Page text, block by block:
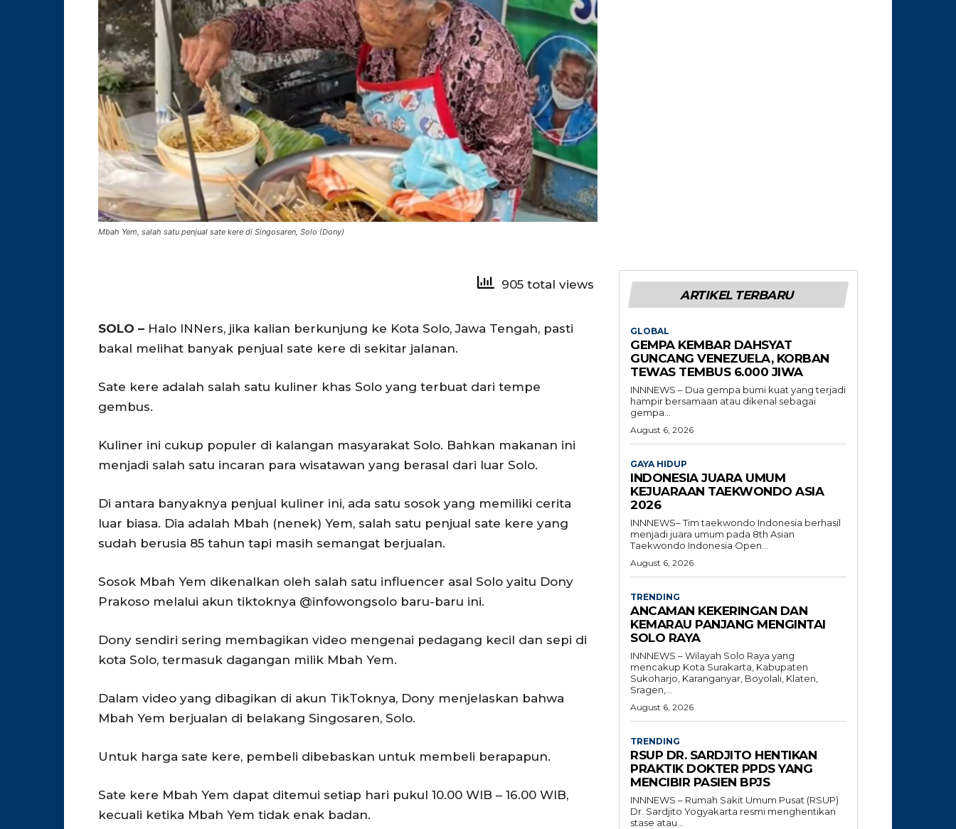
Mbah Yem, salah satu penjual sate kere di Singosaren, Solo (Dony)
905 total views
SOLO – Halo INNers, jika kalian berkunjung ke Kota Solo, Jawa Tengah, pasti
bakal melihat banyak penjual sate kere di sekitar jalanan.
Sate kere adalah salah satu kuliner khas Solo yang terbuat dari tempe
gembus.
Kuliner ini cukup populer di kalangan masyarakat Solo. Bahkan makanan ini
menjadi salah satu incaran para wisatawan yang berasal dari luar Solo.
Di antara banyaknya penjual kuliner ini, ada satu sosok yang memiliki cerita
luar biasa. Dia adalah Mbah (nenek) Yem, salah satu penjual sate kere yang
sudah berusia 85 tahun tapi masih semangat berjualan.
Sosok Mbah Yem dikenalkan oleh salah satu influencer asal Solo yaitu Dony
Prakoso melalui akun tiktoknya @infowongsolo baru-baru ini.
Dony sendiri sering membagikan video mengenai pedagang kecil dan sepi di
kota Solo, termasuk dagangan milik Mbah Yem.
Dalam video yang dibagikan di akun TikToknya, Dony menjelaskan bahwa
Mbah Yem berjualan di belakang Singosaren, Solo.
Untuk harga sate kere, pembeli dibebaskan untuk membeli berapapun.
Sate kere Mbah Yem dapat ditemui setiap hari pukul 10.00 WIB – 16.00 WIB,
kecuali ketika Mbah Yem tidak enak badan.
ARTIKEL TERBARU
GLOBAL
GEMPA KEMBAR DAHSYAT
GUNCANG VENEZUELA, KORBAN
TEWAS TEMBUS 6.000 JIWA
INNNEWS – Dua gempa bumi kuat yang terjadi
hampir bersamaan atau dikenal sebagai
gempa...
August 6, 2026
GAYA HIDUP
INDONESIA JUARA UMUM
KEJUARAAN TAEKWONDO ASIA
2026
INNNEWS– Tim taekwondo Indonesia berhasil
menjadi juara umum pada 8th Asian
Taekwondo Indonesia Open...
August 6, 2026
TRENDING
ANCAMAN KEKERINGAN DAN
KEMARAU PANJANG MENGINTAI
SOLO RAYA
INNNEWS – Wilayah Solo Raya yang
mencakup Kota Surakarta, Kabupaten
Sukoharjo, Karanganyar, Boyolali, Klaten,
Sragen,...
August 6, 2026
TRENDING
RSUP DR. SARDJITO HENTIKAN
PRAKTIK DOKTER PPDS YANG
MENCIBIR PASIEN BPJS
INNNEWS – Rumah Sakit Umum Pusat (RSUP)
Dr. Sardjito Yogyakarta resmi menghentikan
stase atau...